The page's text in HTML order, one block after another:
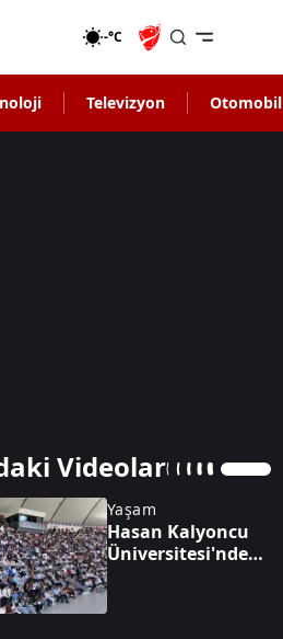
-°C
Televizyon Otomobil
Videolar
Yaşam
Hasan Kalyoncu
Üniversitesi'nde